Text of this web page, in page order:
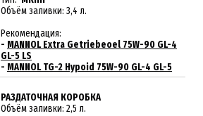
Объём заливки: 3,4 л.
Рекомендация:
- MANNOL Extra Getriebeoel 75W-90 GL-4
GL-5 LS
- MANNOL TG-2 Hypoid 75W-90 GL-4 GL-5
РАЗДАТОЧНАЯ КОРОБКА
Объём заливки: 2,5 л.